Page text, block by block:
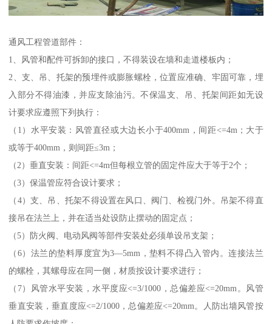
通风工程管道部件：
1、风管和配件可拆卸的接口，不得装设在墙和走道楼板内；
2、支、吊、托架的预埋件或膨胀螺栓，位置应准确、牢固可靠，埋
入部分不得油漆，并应支除油污。不保温支、吊、托架间距如无设
计要求应遵照下列执行：
（1）水平安装：风管直径或大边长小于400mm，间距<=4m；大于
或等于400mm，则间距≤3m；
（2）垂直安装：间距<=4m但每根立管的固定件应大于等于2个；
（3）保温管应符合设计要求；
（4）支、吊、托架不得设置在风口、阀门、检视门外。吊架不得直
接吊在法兰上，并在适当处设防止摆动的固定点；
（5）防火阀、电动风阀等部件安装处必须单设吊支架；
（6）法兰的垫料厚度宜为3—5mm，垫料不得凸入管内。连接法兰
的螺栓，其螺母应在同一侧，材质按设计要求进行；
（7）风管水平安装，水平度应<=3/1000，总偏差应<=20mm。风管
垂直安装，垂直度应<=2/1000，总偏差应<=20mm。人防出墙风管按